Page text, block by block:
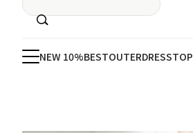
NEW 10%BESTOUTERDRESSTOP